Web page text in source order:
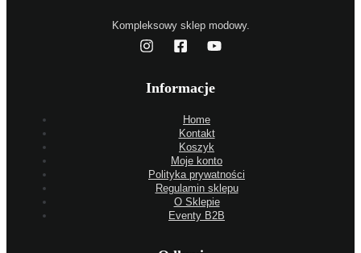
Kompleksowy sklep modowy.
Informacje
Home
Kontakt
Koszyk
Moje konto
Polityka prywatności
Regulamin sklepu
O Sklepie
Eventy B2B